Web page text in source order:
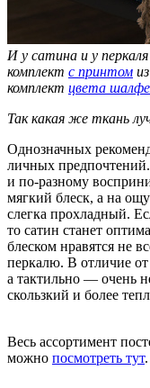
И у сатина и у
комплект с принтом
комплект цвета
Так какая же ткань
Однозначных
личных
и по-разному
мягкий блеск, а на
слегка прохладный.
то сатин станет
блеском нравятся не
перкалю. В отличие
а тактильно — очень
скользкий и более
Весь ассортимент
можно посмотреть тут.